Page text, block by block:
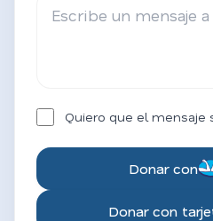
Quiero que el mensaje
Donar con
Donar con